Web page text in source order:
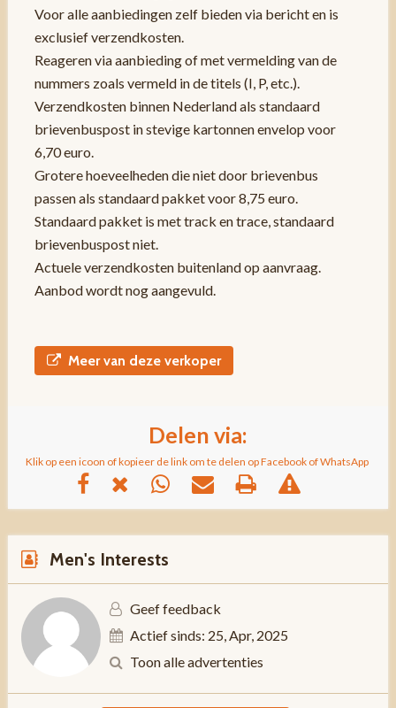
Voor alle aanbiedingen zelf bieden via bericht en is
exclusief verzendkosten.
Reageren via aanbieding of met vermelding van de
nummers zoals vermeld in de titels (I, P, etc.).
Verzendkosten binnen Nederland als standaard
brievenbuspost in stevige kartonnen envelop voor
6,70 euro.
Grotere hoeveelheden die niet door brievenbus
passen als standaard pakket voor 8,75 euro.
Standaard pakket is met track en trace, standaard
brievenbuspost niet.
Actuele verzendkosten buitenland op aanvraag.
Aanbod wordt nog aangevuld.
Meer van deze verkoper
Delen via:
Klik op een icoon of kopieer de link om te delen op Facebook of WhatsApp
Men's Interests
Geef feedback
Actief sinds: 25, Apr, 2025
Toon alle advertenties